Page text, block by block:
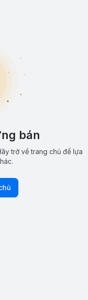
bán
trở về trang chủ để lựa